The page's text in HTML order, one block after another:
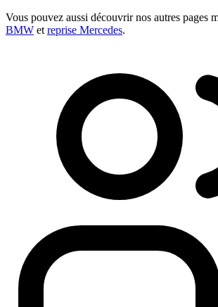
Vous pouvez aussi découvrir nos autres pages
BMW et reprise Mercedes.